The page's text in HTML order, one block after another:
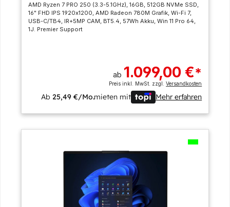
AMD Ryzen 7 PRO 250 (3.3-5.1GHz), 16GB, 512GB NVMe SSD,
16" FHD IPS 1920x1200, AMD Radeon 780M Grafik, Wi-Fi 7,
USB-C/TB4, IR+5MP CAM, BT5.4, 57Wh Akku, Win 11 Pro 64,
1J. Premier Support
ab 1.099,00 €*
Preis inkl. MwSt. zzgl.Versandkosten
Ab25,49 €/Mo.mieten mit Mehr erfahren